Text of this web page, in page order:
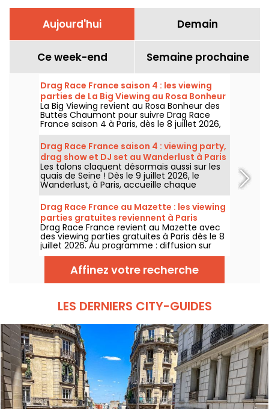
Aujourd'hui Demain
Ce week-end Semaine prochaine
Drag Race France saison 4 : les viewing
parties de La Big Viewing au Rosa Bonheur
La Big Viewing revient au Rosa Bonheur des
Buttes Chaumont pour suivre Drag Race
France saison 4 à Paris, dès le 8 juillet 2026,
puis chaque soir de diffusion. Animée par La
Big Bertha, cette viewing party réunit
projection de l’épisode, performances drag,
quiz, invités et surprises.
Drag Race France saison 4 : viewing party,
drag show et DJ set au Wanderlust à Paris
Les talons claquent désormais aussi sur les
quais de Seine ! Dès le 9 juillet 2026, le
Wanderlust, à Paris, accueille chaque
semaine une viewing party de Drag Race
France saison 4, avec projection des
épisodes, drag shows et DJ sets jusqu'au
bout de la nuit.
Drag Race France au Mazette : les viewing
parties gratuites reviennent à Paris
Drag Race France revient au Mazette avec
des viewing parties gratuites à Paris dès le 8
juillet 2026. Au programme : diffusion sur
écran géant, shows drag, commentaires en
direct, guests queer et ambiance festive
chaque jeudi.Affinez votre recherche
LES DERNIERS CITY-GUIDES